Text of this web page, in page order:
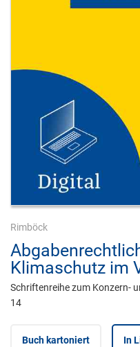
Rimböck
Klimaschutz im
Schriftenreihe zum Konzern-
14
Buch kartoniert
In